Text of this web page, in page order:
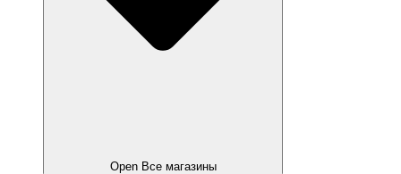
Open Все магазины